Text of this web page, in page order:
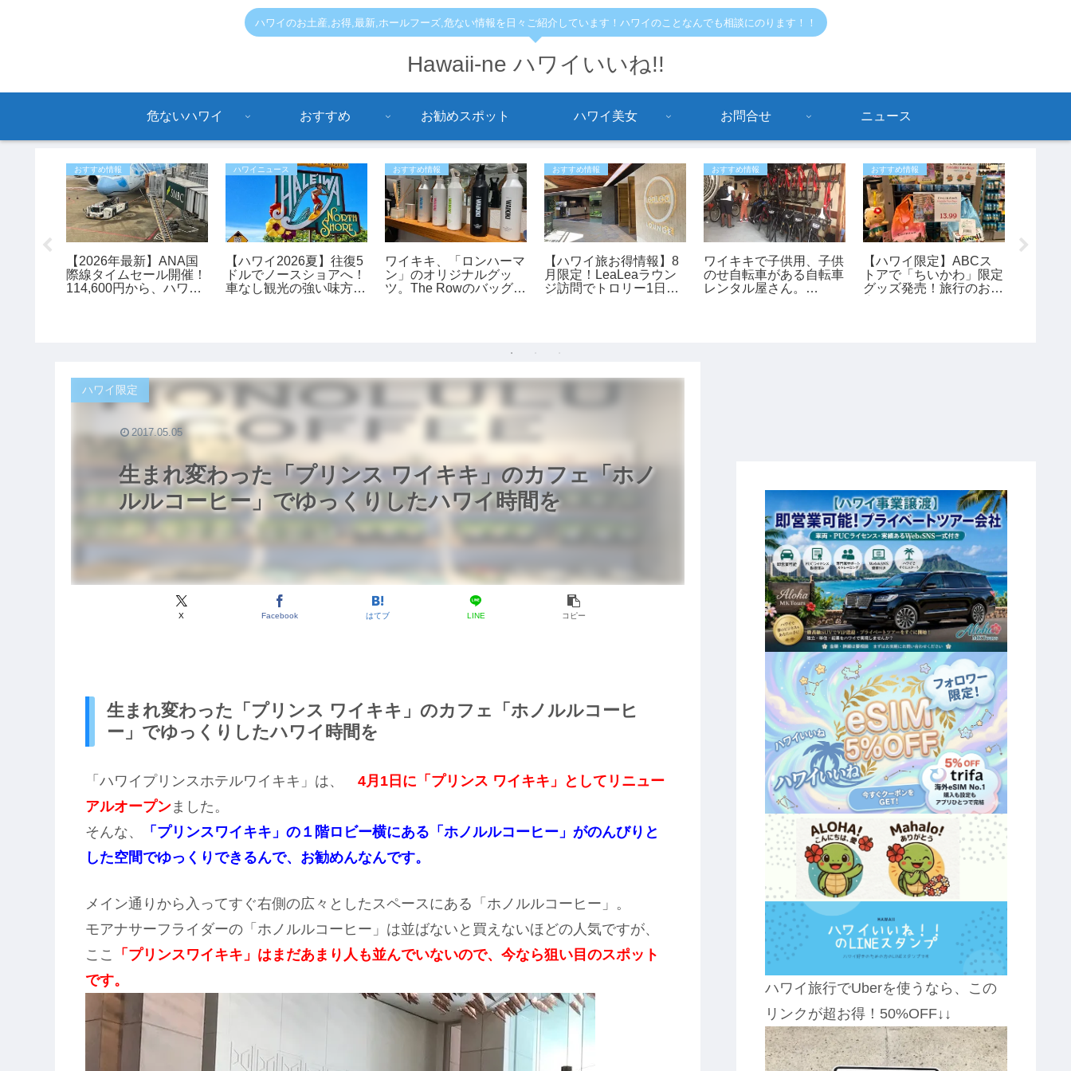
ハワイのお土産,お得,最新,ホールフーズ,危ない情報を日々ご紹介しています！ハワイのことなんでも相談にのります！！
Hawaii-ne ハワイいいね!!
危ないハワイ おすすめ お勧めスポット ハワイ美女 お問合せ ニュース
おすすめ情報
【2026年最新】ANA国
際線タイムセール開催！
114,600円から、ハワイ
ハワイニュース
【ハワイ2026夏】往復5
ドルでノースショアへ！
車なし観光の強い味方
おすすめ情報
ワイキキ、「ロンハーマ
ン」のオリジナルグッ
ツ。The Rowのバッグも
おすすめ情報
【ハワイ旅お得情報】8
月限定！LeaLeaラウン
ジ訪問でトロリー1日乗
おすすめ情報
ワイキキで子供用、子供
のせ自転車がある自転車
レンタル屋さん。
おすすめ情報
【ハワイ限定】ABCス
トアで「ちいかわ」限定
グッズ発売！旅行のお土
生まれ変わった「プリンス ワイキキ」のカフェ「ホノ
ルルコーヒー」でゆっくりしたハワイ時間を
ハワイ限定
X Facebook はてブ LINE コピー
2017.05.05
生まれ変わった「プリンス ワイキキ」のカフェ「ホノルルコーヒ
ー」でゆっくりしたハワイ時間を
「ハワイプリンスホテルワイキキ」は、 4月1日に「プリンス ワイキキ」としてリニュー
アルオープンました。
そんな、
「プリンスワイキキ」の１階ロビー横にある「ホノルルコーヒー」がのんびりと
した空間でゆっくりできるんで、お勧めんなんです。
メイン通りから入ってすぐ右側の広々としたスペースにある「ホノルルコーヒー」。
モアナサーフライダーの「ホノルルコーヒー」は並ばないと買えないほどの人気ですが、
ここ
「プリンスワイキキ」はまだあまり人も並んでいないので、今なら狙い目のスポット
です。
ハワイ旅行でUberを使うなら、この
リンクが超お得！50%OFF↓↓